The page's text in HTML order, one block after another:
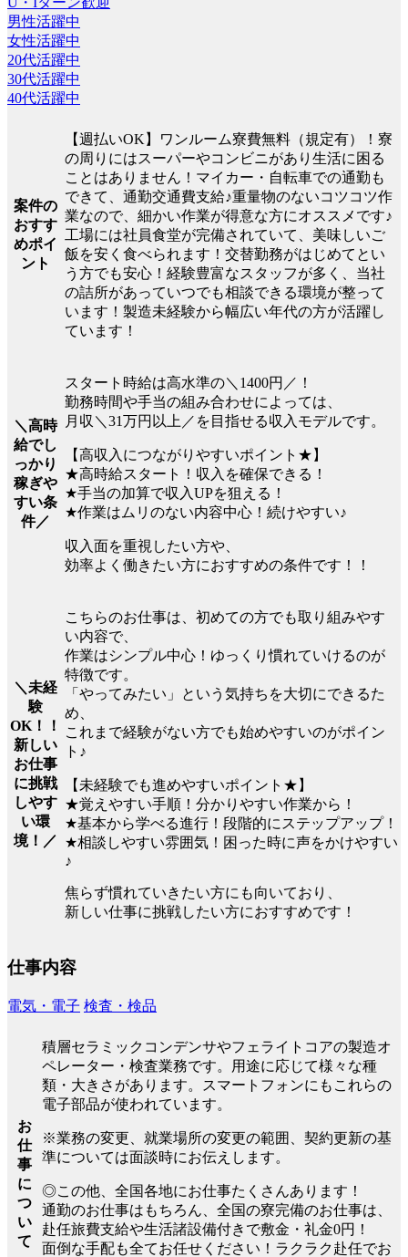
男性活躍中
女性活躍中
20代活躍中
30代活躍中
40代活躍中
案件の
おすす
めポイ
ント
【週払いOK】ワンルーム寮費無料（規定有）！寮
の周りにはスーパーやコンビニがあり生活に困る
ことはありません！マイカー・自転車での通勤も
できて、通勤交通費支給♪重量物のないコツコツ作
業なので、細かい作業が得意な方にオススメです♪
工場には社員食堂が完備されていて、美味しいご
飯を安く食べられます！交替勤務がはじめてとい
う方でも安心！経験豊富なスタッフが多く、当社
の詰所があっていつでも相談できる環境が整って
います！製造未経験から幅広い年代の方が活躍し
ています！
＼高時
給でし
っかり
稼ぎや
すい条
件／
スタート時給は高水準の＼1400円／！
勤務時間や手当の組み合わせによっては、
月収＼31万円以上／を目指せる収入モデルです。
【高収入につながりやすいポイント★】
★高時給スタート！収入を確保できる！
★手当の加算で収入UPを狙える！
★作業はムリのない内容中心！続けやすい♪
収入面を重視したい方や、
効率よく働きたい方におすすめの条件です！！
＼未経
験
OK！！
新しい
お仕事
に挑戦
しやす
い環
境！／
こちらのお仕事は、初めての方でも取り組みやす
い内容で、
作業はシンプル中心！ゆっくり慣れていけるのが
特徴です。
「やってみたい」という気持ちを大切にできるた
め、
これまで経験がない方でも始めやすいのがポイン
ト♪
【未経験でも進めやすいポイント★】
★覚えやすい手順！分かりやすい作業から！
★基本から学べる進行！段階的にステップアップ！
★相談しやすい雰囲気！困った時に声をかけやすい
♪
焦らず慣れていきたい方にも向いており、
新しい仕事に挑戦したい方におすすめです！
仕事内容
電気・電子 検査・検品
お
仕
事
に
つ
い
て
積層セラミックコンデンサやフェライトコアの製造オ
ペレーター・検査業務です。用途に応じて様々な種
類・大きさがあります。スマートフォンにもこれらの
電子部品が使われています。
※業務の変更、就業場所の変更の範囲、契約更新の基
準については面談時にお伝えします。
◎この他、全国各地にお仕事たくさんあります！
通勤のお仕事はもちろん、全国の寮完備のお仕事は、
赴任旅費支給や生活諸設備付きで敷金・礼金0円！
面倒な手配も全てお任せください！ラクラク赴任でお